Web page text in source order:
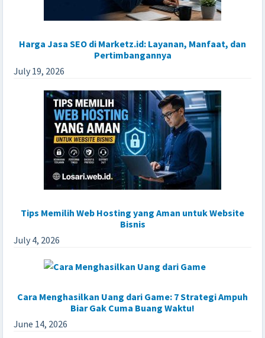
Harga Jasa SEO di Marketz.id: Layanan, Manfaat, dan
Pertimbangannya
July 19, 2026
Tips Memilih Web Hosting yang Aman untuk Website
Bisnis
July 4, 2026
Cara Menghasilkan Uang dari Game: 7 Strategi Ampuh
Biar Gak Cuma Buang Waktu!
June 14, 2026